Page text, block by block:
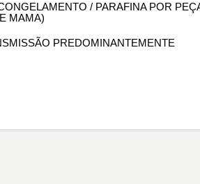
/ PARAFINA POR
MAMA)
PREDOMINANTEMENTE